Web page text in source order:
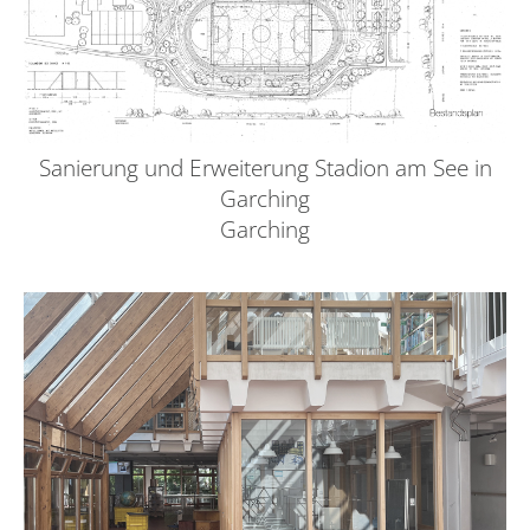
Sanierung und Erweiterung Stadion am See in
Garching
Garching